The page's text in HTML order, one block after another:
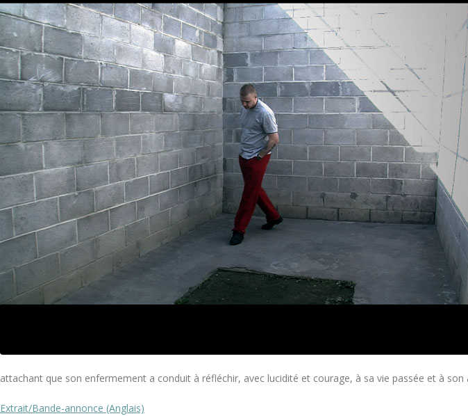
attachant que son enfermement a conduit à réfléchir, avec lucidité et courage, à sa vie passée et à
Extrait/Bande-annonce (Anglais)